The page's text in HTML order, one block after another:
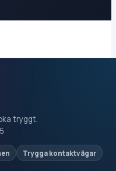
tryggt.
Trygga kontaktvägar